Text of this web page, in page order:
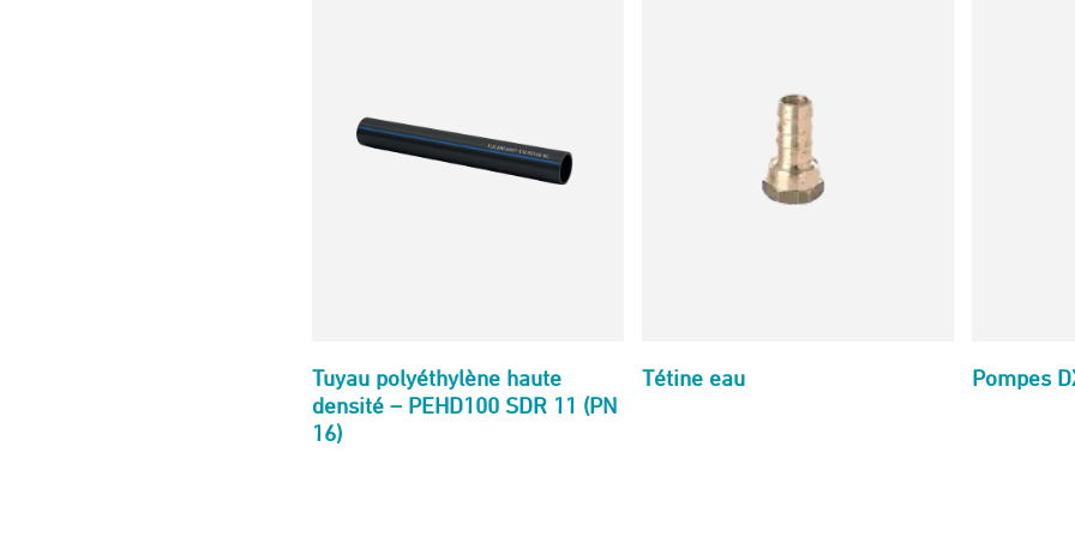
Tuyau polyéthylène haute
densité – PEHD100 SDR 11 (PN
16)
Tétine eau Pompes